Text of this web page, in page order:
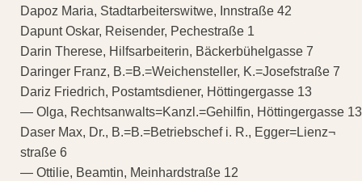
Dapoz Maria, Stadtarbeiterswitwe, Innstraße 42
Dapunt Oskar, Reisender, Pechestraße 1
Darin Therese, Hilfsarbeiterin, Bäckerbühelgasse 7
Daringer Franz, B.=B.=Weichensteller, K.=Josefstraße 7
Dariz Friedrich, Postamtsdiener, Höttingergasse 13
— Olga, Rechtsanwalts=Kanzl.=Gehilfin, Höttingergasse 13
Daser Max, Dr., B.=B.=Betriebschef i. R., Egger=Lienz¬
straße 6
— Ottilie, Beamtin, Meinhardstraße 12